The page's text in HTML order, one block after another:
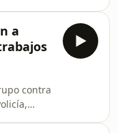
rodearon
que
en
a
contra